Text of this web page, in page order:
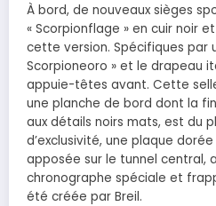
À bord, de nouveaux sièges
« Scorpionflage » en cuir noir
cette version. Spécifiques par
Scorpioneoro » et le drapeau
appuie-têtes avant. Cette
une planche de bord dont la
aux détails noirs mats, est du
d’exclusivité, une plaque
apposée sur le tunnel central,
chronographe spéciale et
été créée par Breil.